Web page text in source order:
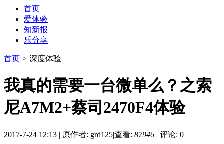
首页
爱体验
知新报
乐分享
首页 > 深度体验
我真的需要一台微单么？之索
尼A7M2+蔡司2470F4体验
2017-7-24 12:13 | 原作者: grd125|查看: 87946 | 评论: 0